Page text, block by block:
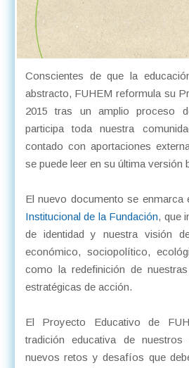
Conscientes de que la
abstracto, FUHEM reformula su
2015 tras un amplio proceso
participa toda nuestra
contado con aportaciones
se puede leer en su última versión
El nuevo documento se enmarca
Institucional de la Fundación, que
de identidad y nuestra visión
económico, sociopolítico,
como la redefinición de
estratégicas de acción.
El Proyecto Educativo de
tradición educativa de
nuevos retos y desafíos que